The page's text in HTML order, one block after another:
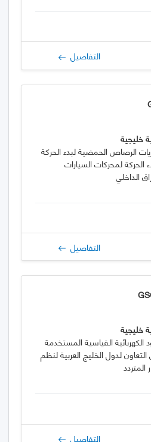
التفاصيل
خليجية
الرصاص الحمضية لبدء الحركة
الحركة لمحركات السيارات
الداخلي
التفاصيل
خليجية
الكهربائية القياسية المستخدمة
لدول الخليج العربية لنظم
المتردد
التفاصيل